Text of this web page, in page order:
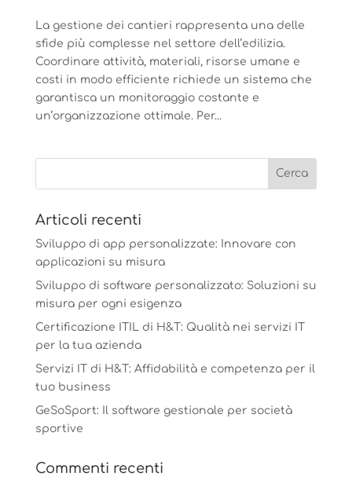
La gestione dei cantieri rappresenta una delle
sfide più complesse nel settore dell’edilizia.
Coordinare attività, materiali, risorse umane e
costi in modo efficiente richiede un sistema che
garantisca un monitoraggio costante e
un’organizzazione ottimale. Per...
Articoli recenti
Sviluppo di app personalizzate: Innovare con
applicazioni su misura
Sviluppo di software personalizzato: Soluzioni su
misura per ogni esigenza
Certificazione ITIL di H&T: Qualità nei servizi IT
per la tua azienda
Servizi IT di H&T: Affidabilità e competenza per il
tuo business
GeSoSport: Il software gestionale per società
sportive
Commenti recenti